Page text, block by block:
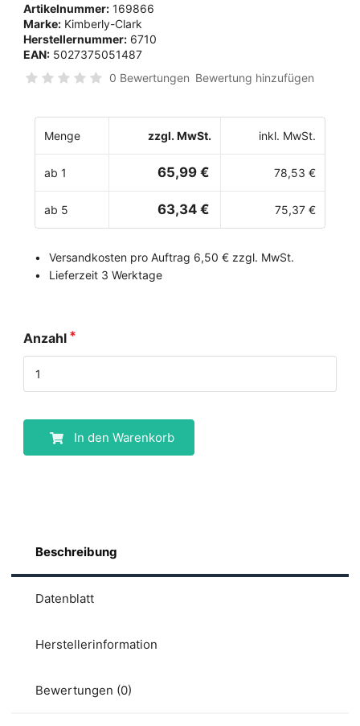
Artikelnummer: 169866
Marke: Kimberly-Clark
Herstellernummer: 6710
EAN: 5027375051487
0 Bewertungen Bewertung hinzufügen
Menge zzgl. MwSt. inkl. MwSt.
ab 1 65,99 € 78,53 €
ab 5 63,34 € 75,37 €
Versandkosten pro Auftrag 6,50 € zzgl. MwSt.
Lieferzeit 3 Werktage
Anzahl
In den Warenkorb
Beschreibung
Datenblatt
Herstellerinformation
Bewertungen (0)